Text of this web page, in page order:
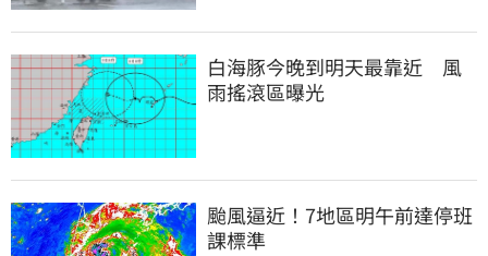
白海豚今晚到明天最靠近　風
雨搖滾區曝光
颱風逼近！7地區明午前達停班
課標準